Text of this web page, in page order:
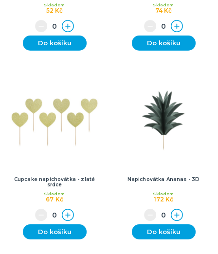
52 Kč
Skladem
Do košíku
74 Kč
Skladem
Do košíku
Cupcake napichovátka - zlaté
srdce
67 Kč
Skladem
Do košíku
Napichovátka Ananas - 3D
172 Kč
Skladem
Do košíku